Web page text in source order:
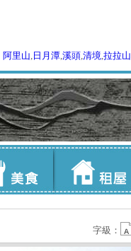
阿里山, 日月潭,溪頭,清境,拉拉山
字級：